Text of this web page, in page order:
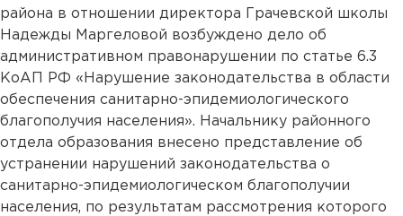
района в отношении директора Грачевской школы
Надежды Маргеловой возбуждено дело об
административном правонарушении по статье 6.3
КоАП РФ «Нарушение законодательства в области
обеспечения санитарно-эпидемиологического
благополучия населения». Начальнику районного
отдела образования внесено представление об
устранении нарушений законодательства о
санитарно-эпидемиологическом благополучии
населения, по результатам рассмотрения которого